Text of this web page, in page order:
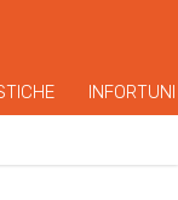
INFORTUNI